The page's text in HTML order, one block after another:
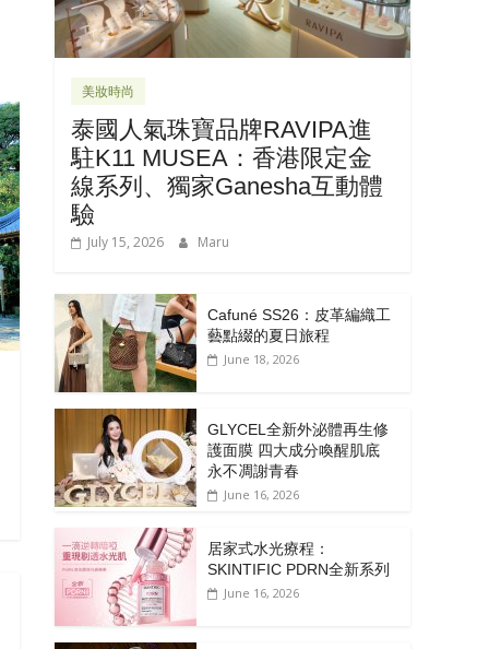
美妝時尚
泰國人氣珠寶品牌RAVIPA進
駐K11 MUSEA：香港限定金
線系列、獨家Ganesha互動體
驗
July 15, 2026 Maru
Cafuné SS26：皮革編織工
藝點綴的夏日旅程
June 18, 2026
GLYCEL全新外泌體再生修
護面膜 四大成分喚醒肌底
永不凋謝青春
June 16, 2026
居家式水光療程：
SKINTIFIC PDRN全新系列
June 16, 2026